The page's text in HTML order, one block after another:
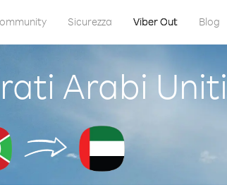
Sicurezza Viber Out Blog
Arabi